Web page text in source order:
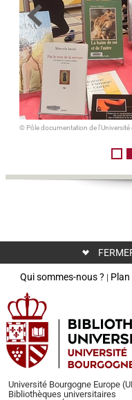
© Pôle documentation de l'Université
de
Pôle
documentation
de
l'Université
de
Qui sommes-nous ? | Plan
Université Bourgogne Europe
Bibliothèques universitaires